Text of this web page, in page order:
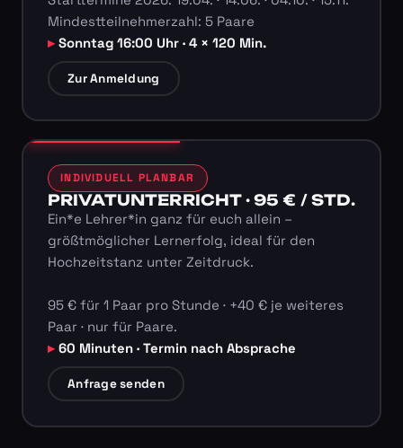
Mindestteilnehmerzahl: 5 Paare
Sonntag 16:00 Uhr · 4 × 120 Min.
Zur Anmeldung
INDIVIDUELL PLANBAR
PRIVATUNTERRICHT · 95 € / STD.
Ein*e Lehrer*in ganz für euch allein –
größtmöglicher Lernerfolg, ideal für den
Hochzeitstanz unter Zeitdruck.
95 € für 1 Paar pro Stunde · +40 € je weiteres
Paar · nur für Paare.
60 Minuten · Termin nach Absprache
Anfrage senden